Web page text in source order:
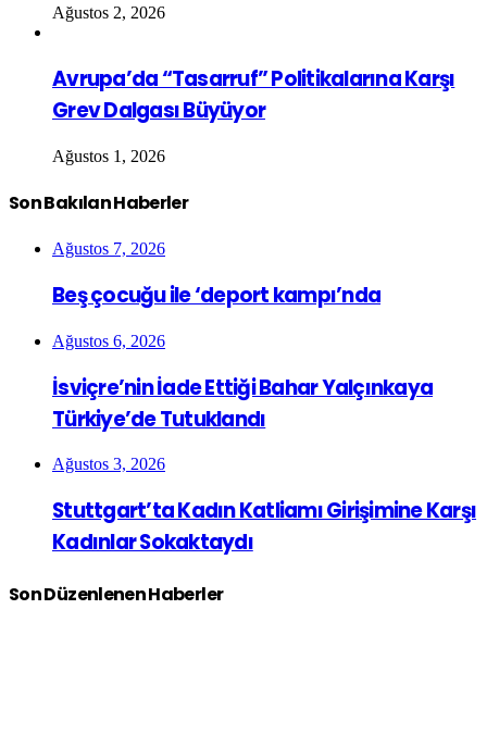
Ağustos 2, 2026
Avrupa’da “Tasarruf” Politikalarına Karşı
Grev Dalgası Büyüyor
Ağustos 1, 2026
Son Bakılan Haberler
Ağustos 7, 2026
Beş çocuğu ile ‘deport kampı’nda
Ağustos 6, 2026
İsviçre’nin İade Ettiği Bahar Yalçınkaya
Türkiye’de Tutuklandı
Ağustos 3, 2026
Stuttgart’ta Kadın Katliamı Girişimine Karşı
Kadınlar Sokaktaydı
Son Düzenlenen Haberler